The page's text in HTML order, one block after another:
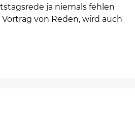
ja niemals fehlen
von Reden, wird auch